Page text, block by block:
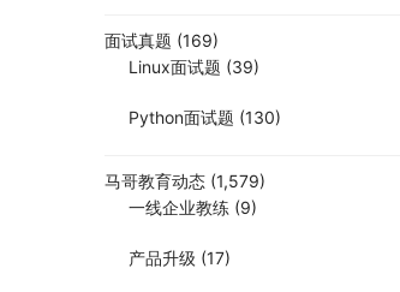
面试真题 (169)
Linux面试题 (39)
Python面试题 (130)
马哥教育动态 (1,579)
一线企业教练 (9)
产品升级 (17)